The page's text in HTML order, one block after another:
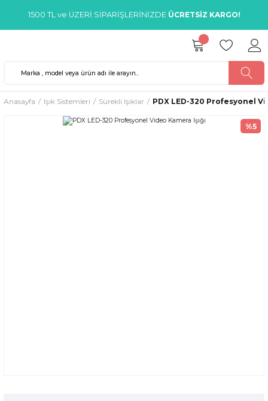
1500 TL ve ÜZERİ SİPARİŞLERİNİZDE ÜCRETSİZ KARGO!
Anasayfa Işık Sistemleri Sürekli Işıklar PDX LED-320 Profesyonel
%5